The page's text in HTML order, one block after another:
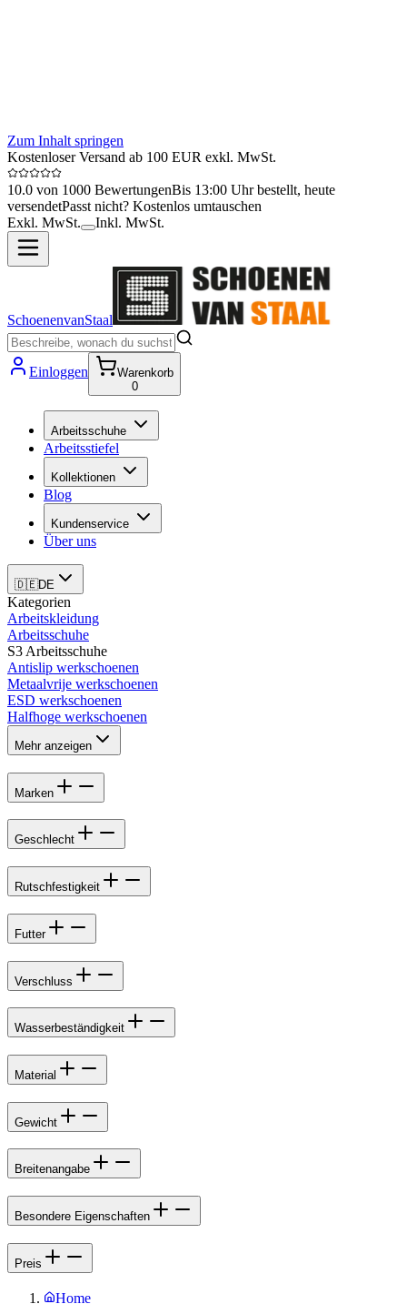
Zum Inhalt springen
Kostenloser Versand ab 100 EUR exkl. MwSt.
10.0 von 1000 BewertungenBis 13:00 Uhr bestellt, heute
versendetPasst nicht? Kostenlos umtauschen
Exkl. MwSt.
Inkl. MwSt.
SchoenenvanStaal
Einloggen
Warenkorb
0
Arbeitsschuhe
Arbeitsstiefel
Kollektionen
Blog
Kundenservice
Über uns
🇩🇪DE
Kategorien
Arbeitskleidung
Arbeitsschuhe
S3 Arbeitsschuhe
Antislip werkschoenen
Metaalvrije werkschoenen
ESD werkschoenen
Halfhoge werkschoenen
Mehr anzeigen
Marken
Geschlecht
Rutschfestigkeit
Futter
Verschluss
Wasserbeständigkeit
Material
Gewicht
Breitenangabe
Besondere Eigenschaften
Preis
Home